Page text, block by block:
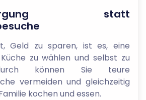
statt
Geld zu sparen, ist es, eine
zu wählen und selbst zu
können Sie teure
vermeiden und gleichzeitig
kochen und essen.